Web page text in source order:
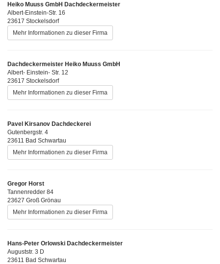
Heiko Muuss GmbH Dachdeckermeister
Albert-Einstein-Str. 16
23617 Stockelsdorf
Mehr Informationen zu dieser Firma
Dachdeckermeister Heiko Muuss GmbH
Albert- Einstein- Str. 12
23617 Stockelsdorf
Mehr Informationen zu dieser Firma
Pavel Kirsanov Dachdeckerei
Gutenbergstr. 4
23611 Bad Schwartau
Mehr Informationen zu dieser Firma
Gregor Horst
Tannenredder 84
23627 Groß Grönau
Mehr Informationen zu dieser Firma
Hans-Peter Orlowski Dachdeckermeister
Auguststr. 3 D
23611 Bad Schwartau